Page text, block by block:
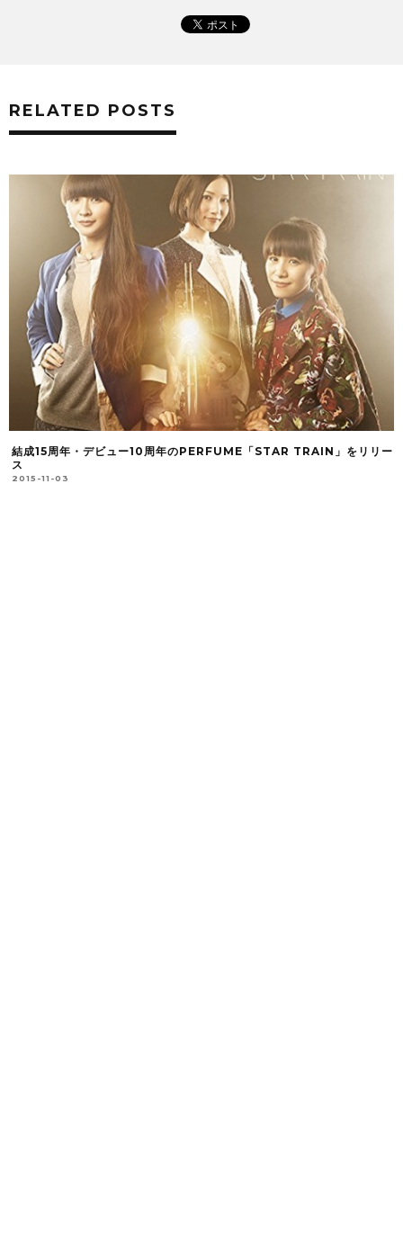
RELATED POSTS
結成15周年・デビュー10周年のPERFUME「STAR TRAIN」をリリー
ス
2015-11-03